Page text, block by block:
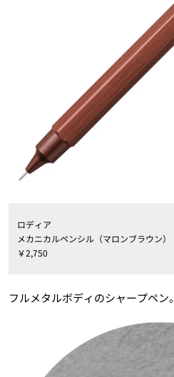
ロディア
メカニカルペンシル（マロンブラウン）
￥2,750
フルメタルボディのシャープペン。